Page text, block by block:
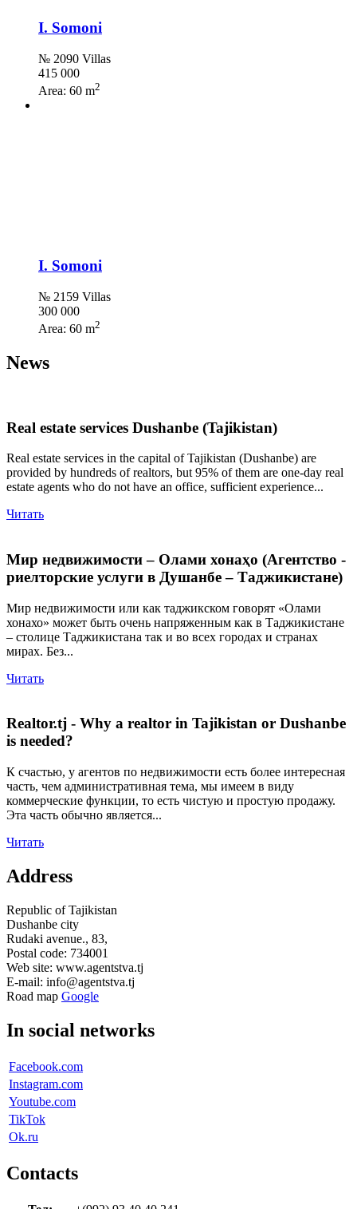
I. Somoni
№ 2090 Villas
415 000
Area: 60 m2
I. Somoni
№ 2159 Villas
300 000
Area: 60 m2
News
Real estate services Dushanbe (Tajikistan)
Real estate services in the capital of Tajikistan (Dushanbe) are
provided by hundreds of realtors, but 95% of them are one-day real
estate agents who do not have an office, sufficient experience...
Читать
Мир недвижимости – Олами хонаҳо (Агентство -
риелторские услуги в Душанбе – Таджикистане)
Мир недвижимости или как таджикском говорят «Олами
хонахо» может быть очень напряженным как в Таджикистане
– столице Таджикистана так и во всех городах и странах
мирах. Без...
Читать
Realtor.tj - Why a realtor in Tajikistan or Dushanbe
is needed?
К счастью, у агентов по недвижимости есть более интересная
часть, чем административная тема, мы имеем в виду
коммерческие функции, то есть чистую и простую продажу.
Эта часть обычно является...
Читать
Address
Republic of Tajikistan
Dushanbe city
Rudaki avenue., 83,
Postal code: 734001
Web site: www.agentstva.tj
E-mail: info@agentstva.tj
Road map Google
In social networks
Facebook.com
Instagram.com
Youtube.com
TikTok
Ok.ru
Contacts